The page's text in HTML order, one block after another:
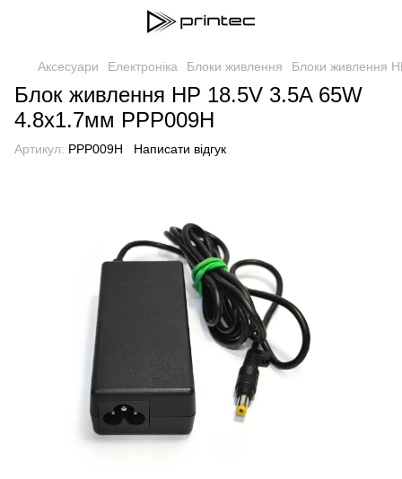
Аксесуари Електроніка Блоки живлення Блоки живлення
Блок живлення HP 18.5V 3.5A 65W
4.8x1.7мм PPP009H
Артикул: PPP009H Написати відгук